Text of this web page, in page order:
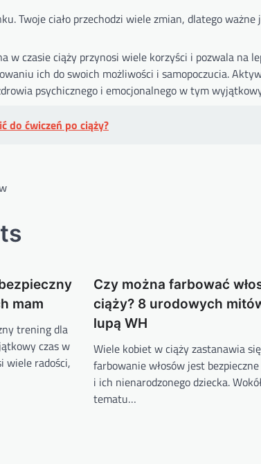
Twoje ciało przechodzi wiele zmian, dlatego
w czasie ciąży przynosi wiele korzyści i pozwala na
ich do swoich możliwości i samopoczucia.
psychicznego i emocjonalnego w tym
do ćwiczeń po ciąży?
mam
trening dla
czas w
wiele radości,
Czy można farbować
ciąży? 8 urodowych
lupą WH
Wiele kobiet w ciąży zastanawia
farbowanie włosów jest
i ich nienarodzonego dziecka.
tematu…